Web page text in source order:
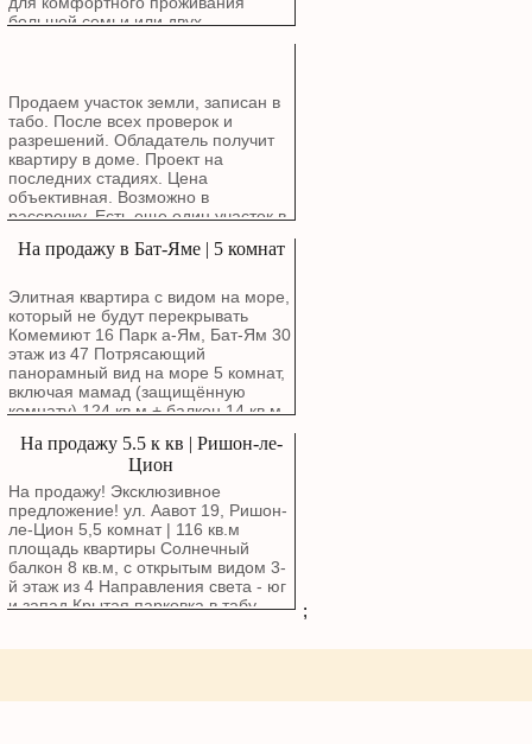
большой семьи или двух
и Эко-парка. Все рядом: Школы,
детские сады.Особенности
квартиры: Квартира общей
площадью 6 комнат (планировка: 2
комнаты + 4 комнаты)
спроектирована для максимального
комфорта и уюта. Расположена в
й этаж из 4-х. Светлая сторона:
обеспечивая обилие естественного
света. Лифт. Солнечный балкон —
идеальное место для утреннего
кофе. Родительская спальня с
собственным туалетом и душем.
Комната безопасности (мамад).
Частная парковка. Всего один сосед
на этаже.
Продаем участок земли, записан в
табо. После всех проверок и
разрешений. Обладатель получит
квартиру в доме. Проект на
последних стадиях. Цена
объективная. Возможно в
рассрочку. Есть еще один участок в
строительства частного дома.
На продажу в Бат-Яме | 5 комнат
Элитная квартира с видом на море,
который не будут перекрывать
Комемиют 16 Парк а-Ям, Бат-Ям 30
этаж из 47 Потрясающий
панорамный вид на море 5 комнат,
включая мамад (защищённую
комнату) 124 кв.м + балкон 14 кв.м
парковочных места + кладовая
Квартира с дорогим ремонтом,
очень красивая 055-9777778
Сергей Резников
На продажу 5.5 к кв | Ришон-ле-
Цион
На продажу! Эксклюзивное
предложение! ул. Аавот 19, Ришон-
ле-Цион 5,5 комнат | 116 кв.м
площадь квартиры Солнечный
балкон 8 кв.м, с открытым видом 3-
й этаж из 4 Направления света - юг
и запад Крытая парковка в табу
;